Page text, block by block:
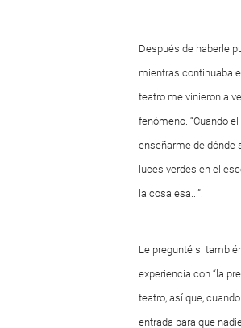
Después de haberle
mientras continuaba
teatro me vinieron a
fenómeno. “Cuando
enseñarme de dónde
luces verdes en el
la cosa esa...”.
Le pregunté si
experiencia con “la
teatro, así que,
entrada para que